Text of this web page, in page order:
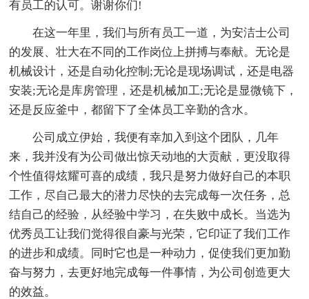
有员工的认可。谢谢你们!
在这一年里，我们与所有员工一道，为安洁士公司
的发展、壮大在不同的工作岗位上拼搏与奉献。无论是
机械设计，还是自动化控制;无论是现场调试，还是电器
安装;无论是库房管理，还是机械加工;无论是显微镜下，
还是反应釜中，都留下了全体员工辛勤的含水。
公司成立伊始，我便有幸加入到这个团队，几年
来，我并没有为公司做出惊天动地的大贡献，更没取得
个性值得炫耀可喜的成绩，我只是努力做好自己的本职
工作，尽自己最大的潜力尽快的去完成每一次任务，总
结自己的经验，从经验中学习，在失败中成长。当选为
优秀员工让我们觉得很自豪与光荣，它印证了我们工作
的进步和成绩。同时它也是一种动力，促使我们更加勤
奋与努力，去更好地完成每一件事情，为公司创造更大
的效益。